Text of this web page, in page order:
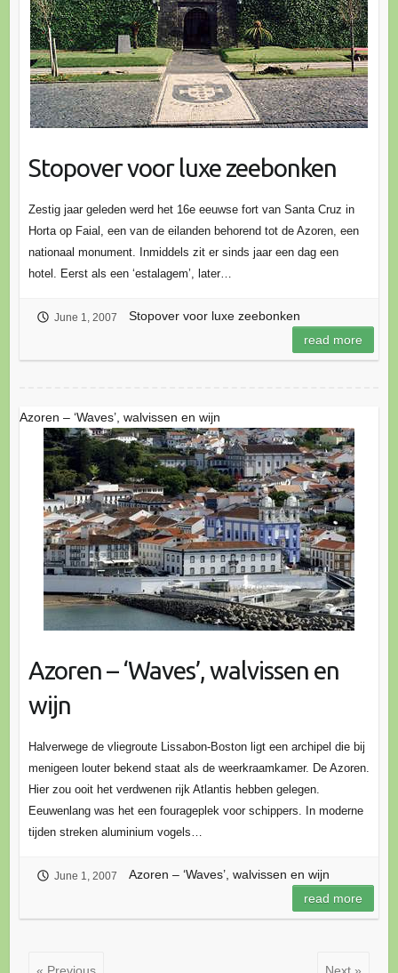
Stopover voor luxe zeebonken
Zestig jaar geleden werd het 16e eeuwse fort van Santa Cruz in
Horta op Faial, een van de eilanden behorend tot de Azoren, een
nationaal monument. Inmiddels zit er sinds jaar een dag een
hotel. Eerst als een ‘estalagem’, later…
June 1, 2007
Stopover voor luxe zeebonken
read more
Azoren – ‘Waves’, walvissen en wijn
Azoren – ‘Waves’, walvissen en
wijn
Halverwege de vliegroute Lissabon-Boston ligt een archipel die bij
menigeen louter bekend staat als de weerkraamkamer. De Azoren.
Hier zou ooit het verdwenen rijk Atlantis hebben gelegen.
Eeuwenlang was het een fourageplek voor schippers. In moderne
tijden streken aluminium vogels…
June 1, 2007
Azoren – ‘Waves’, walvissen en wijn
read more